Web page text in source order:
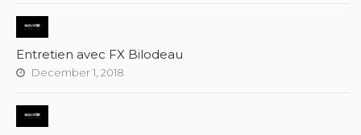
Entretien avec FX Bilodeau
December 1, 2018